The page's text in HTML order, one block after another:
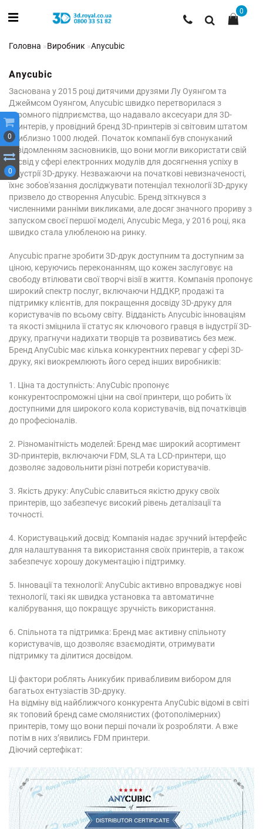
0
0
0
Головна Виробник Anycubic
Anycubic
Заснована у 2015 році дитячими друзями Лу Оуянгом та
Джеймсом Оуянгом, Anycubic швидко перетворилася з
скромного підприємства, що надавало аксесуари для 3D-
принтерів, у провідний бренд 3D-принтерів зі світовим штатом
приблизно 1000 людей. Початок компанії був спонуканий
усвідомленням засновників, що вони могли використати свій
досвід у сфері електронних модулів для досягнення успіху в
індустрії 3D-друку. Незважаючи на початкові невизначеності,
їхнє зобов'язання досліджувати потенціал технології 3D-друку
призвело до створення Anycubic. Бренд зіткнувся з
численними ранніми викликами, але досяг значного прориву з
запуском своєї першої моделі, Anycubic Mega, у 2016 році, яка
швидко стала улюбленою на ринку.
Anycubic прагне зробити 3D-друк доступним та доступним за
ціною, керуючись переконанням, що кожен заслуговує на
свободу втілювати свої творчі візії в життя. Компанія пропонує
широкий спектр послуг, включаючи НДДКР, продажі та
підтримку клієнтів, для покращення досвіду 3D-друку для
користувачів по всьому світу. Відданість Anycubic інноваціям
та якості зміцнила її статус як ключового гравця в індустрії 3D-
друку, прагнучи надихати творців та розвиватись без меж.
Бренд AnyCubic має кілька конкурентних переваг у сфері 3D-
друку, які виокремлюють його серед інших виробників:
1. Ціна та доступність: AnyCubic пропонує
конкурентоспроможні ціни на свої принтери, що робить їх
доступними для широкого кола користувачів, від початківців
до професіоналів.
2. Різноманітність моделей: Бренд має широкий асортимент
3D-принтерів, включаючи FDM, SLA та LCD-принтери, що
дозволяє задовольнити різні потреби користувачів.
3. Якість друку: AnyCubic славиться якістю друку своїх
принтерів, що забезпечує високий рівень деталізації та
точності.
4. Користувацький досвід: Компанія надає зручний інтерфейс
для налаштування та використання своїх принтерів, а також
забезпечує хорошу документацію і підтримку.
5. Інновації та технології: AnyCubic активно впроваджує нові
технології, такі як швидка установка та автоматичне
калібрування, що покращує зручність використання.
6. Спільнота та підтримка: Бренд має активну спільноту
користувачів, що дозволяє взаємодіяти, отримувати
підтримку та ділитися досвідом.
Ці фактори роблять Аникубик привабливим вибором для
багатьох ентузіастів 3D-друку.
На відміну від найближчого конкурента AnyCubic відомі в світі
як топовий бренд саме смолянистих (фотополімерних)
принтерів, тому що вони перші почали їх розробляти. А вже
потім в них зʼявились FDM принтери.
Діючий сертефікат: